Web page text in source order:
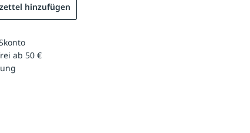
hinzufügen
ab 50 €